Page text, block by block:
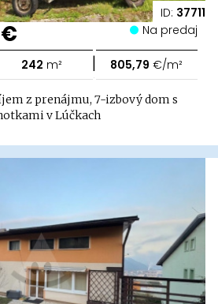
ID: 37711
Na predaj
242 m² | 805,79 €/m²
z prenájmu, 7-izbový dom s
v Lúčkach